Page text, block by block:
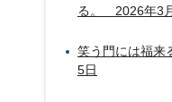
る。 2026年3
笑う門には福
5日